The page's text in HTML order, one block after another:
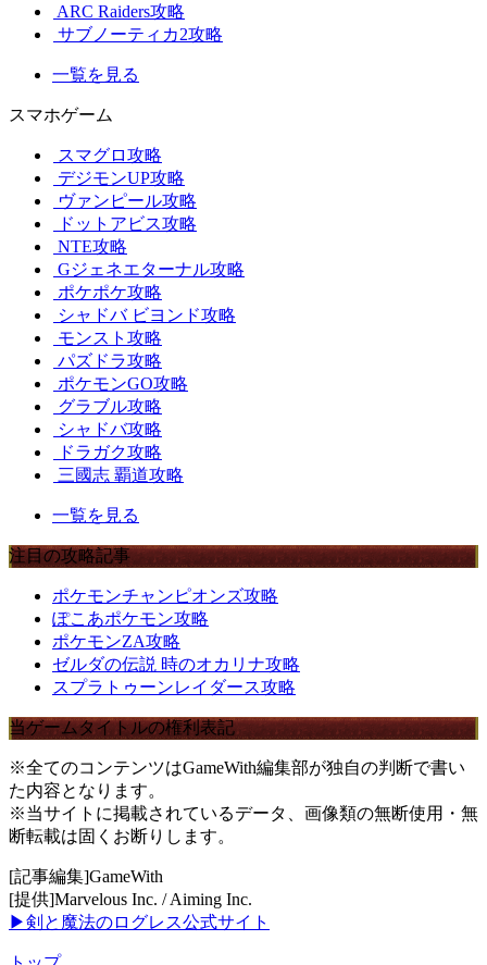
ARC Raiders攻略
サブノーティカ2攻略
一覧を見る
スマホゲーム
スマグロ攻略
デジモンUP攻略
ヴァンピール攻略
ドットアビス攻略
NTE攻略
Gジェネエターナル攻略
ポケポケ攻略
シャドバ ビヨンド攻略
モンスト攻略
パズドラ攻略
ポケモンGO攻略
グラブル攻略
シャドバ攻略
ドラガク攻略
三國志 覇道攻略
一覧を見る
注目の攻略記事
ポケモンチャンピオンズ攻略
ぽこあポケモン攻略
ポケモンZA攻略
ゼルダの伝説 時のオカリナ攻略
スプラトゥーンレイダース攻略
当ゲームタイトルの権利表記
※全てのコンテンツはGameWith編集部が独自の判断で書い
た内容となります。
※当サイトに掲載されているデータ、画像類の無断使用・無
断転載は固くお断りします。
[記事編集]GameWith
[提供]Marvelous Inc. / Aiming Inc.
▶剣と魔法のログレス公式サイト